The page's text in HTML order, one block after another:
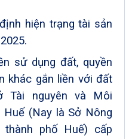
hiện trạng tài sản
sử dụng đất, quyền
khác gắn liền với đất
Tài nguyên và Môi
(Nay là Sở Nông
phố Huế) cấp